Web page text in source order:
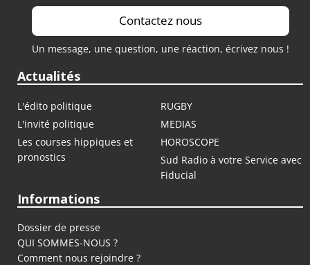
Contactez nous
Un message, une question, une réaction, écrivez nous !
Actualités
L'édito politique
RUGBY
L'invité politique
MEDIAS
Les courses hippiques et
pronostics
HOROSCOPE
Sud Radio à votre Service avec
Fiducial
Informations
Dossier de presse
QUI SOMMES-NOUS ?
Comment nous rejoindre ?